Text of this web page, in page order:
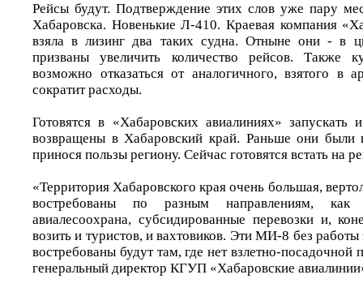
Рейсы будут. Подтверждение этих слов уже пару
Хабаровска. Новенькие Л-410. Краевая компания
взяла в лизинг два таких судна. Отныне они - в
призваны увеличить количество рейсов. Также
возможно отказаться от аналогичного, взятого в
сократит расходы.
Готовятся в «Хабаровских авиалиниях»
возвращены в Хабаровский край. Раньше они
принося пользы региону. Сейчас готовятся встать на
«Территория Хабаровского края очень большая,
востребованы по разным направлениям, как
авиалесоохрана, субсидированные перевозки и,
возить и туристов, и вахтовиков. Эти МИ-8 без работы
востребованы будут там, где нет взлетно-посадочной
генеральный директор КГУП «Хабаровские